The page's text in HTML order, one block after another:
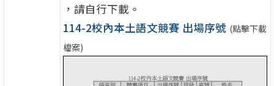
，請自行下載。
114-2校內本土語文競賽 出場序號 (點擊下載
檔案)